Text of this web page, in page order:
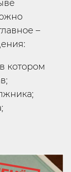
–
котором